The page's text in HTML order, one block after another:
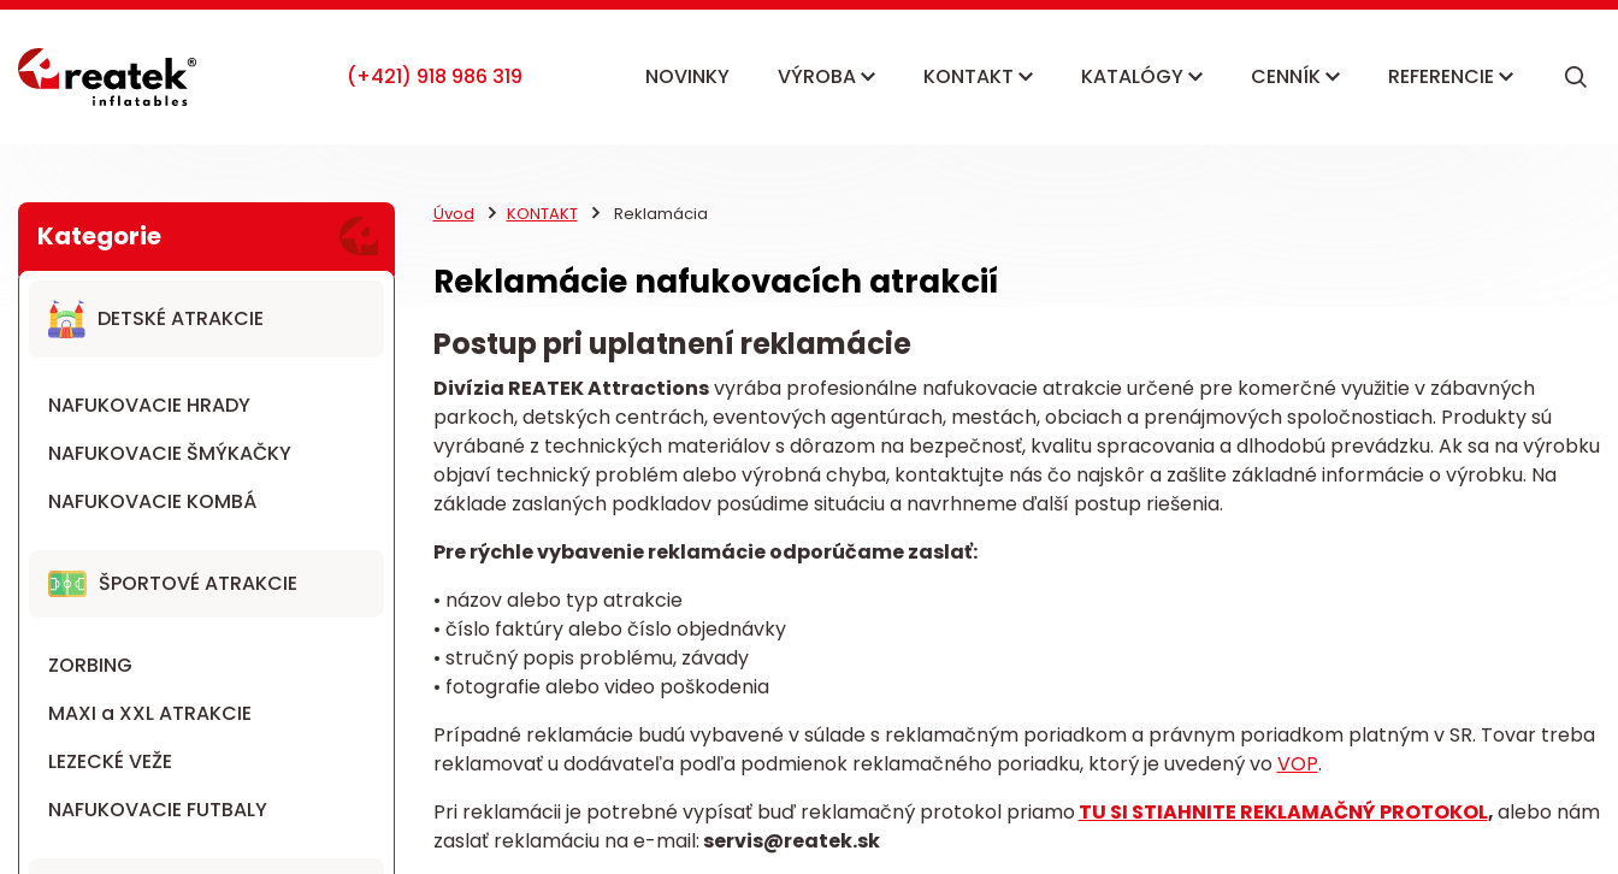
NOVINKY VÝROBA KONTAKT KATALÓGY CENNÍK REFERENCIE
DETSKÉ ATRAKCIE
NAFUKOVACIE HRADY
NAFUKOVACIE ŠMÝKAČKY
NAFUKOVACIE KOMBÁ
ŠPORTOVÉ ATRAKCIE
ZORBING
MAXI a XXL ATRAKCIE
LEZECKÉ VEŽE
NAFUKOVACIE FUTBALY
Úvod KONTAKT Reklamácia
Reklamácie nafukovacích atrakcií
Postup pri uplatnení reklamácie
Divízia REATEK Attractionsvyrába profesionálne nafukovacie atrakcie určené pre komerčné využitie v zábavných
parkoch, detských centrách, eventových agentúrach, mestách, obciach a prenájmových spoločnostiach. Produkty sú
vyrábané z technických materiálov s dôrazom na bezpečnosť, kvalitu spracovania a dlhodobú prevádzku. Ak sa na výrobku
objaví technický problém alebo výrobná chyba, kontaktujte nás čo najskôr a zašlite základné informácie o výrobku. Na
základe zaslaných podkladov posúdime situáciu a navrhneme ďalší postup riešenia.
Pre rýchle vybavenie reklamácie odporúčame zaslať:
• názov alebo typ atrakcie
• číslo faktúry alebo číslo objednávky
• stručný popis problému, závady
• fotografie alebo video poškodenia
Prípadné reklamácie budú vybavené v súlade s reklamačným poriadkom a právnym poriadkom platným v SR. Tovar treba
reklamovať u dodávateľa podľa podmienok reklamačného poriadku, ktorý je uvedený vo VOP.
Pri reklamácii je potrebné vypísať buď reklamačný protokol priamo TU SI STIAHNITE REKLAMAČNÝ PROTOKOL,alebo nám
zaslať reklamáciu na e-mail:servis@reatek.sk